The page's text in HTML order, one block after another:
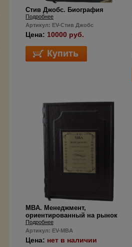
Стив Джобс. Биография
Подробнее
Артикул: EV-Стив Джобс
Цена: 10000 руб.
MBA. Менеджмент,
ориентированный на рынок
Подробнее
Артикул: EV-MBA
Цена: нет в наличии